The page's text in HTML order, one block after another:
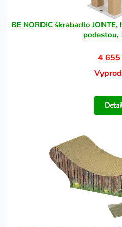
BE NORDIC škrabadlo
podestou,
4 655